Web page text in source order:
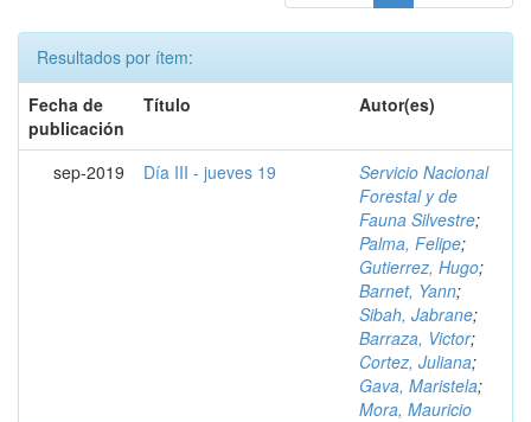
Resultados por ítem:
Fecha de
publicación
Título Autor(es)
sep-2019 Día III - jueves 19
Servicio Nacional
Forestal y de
Fauna Silvestre;
Palma, Felipe;
Gutierrez, Hugo;
Barnet, Yann;
Sibah, Jabrane;
Barraza, Victor;
Cortez, Juliana;
Gava, Maristela;
Mora, Mauricio